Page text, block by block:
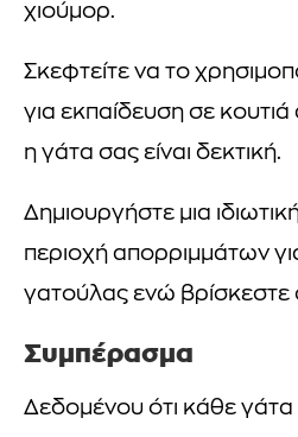
χιούμορ.
Σκεφτείτε να το
για εκπαίδευση σε
η γάτα σας είναι δεκτική.
Δημιουργήστε μια
περιοχή απορριμμάτων
γατούλας ενώ βρίσκεστε
Συμπέρασμα
Δεδομένου ότι κάθε γάτα